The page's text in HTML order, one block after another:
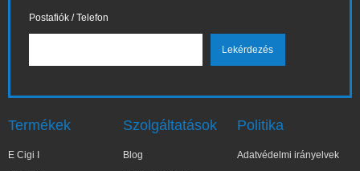
Postafiók / Telefon
Termékek
E Cigi I
Szolgáltatások
Blog
Politika
Adatvédelmi irányelvek